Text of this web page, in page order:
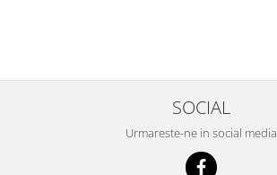
SOCIAL
Urmareste-ne in social media